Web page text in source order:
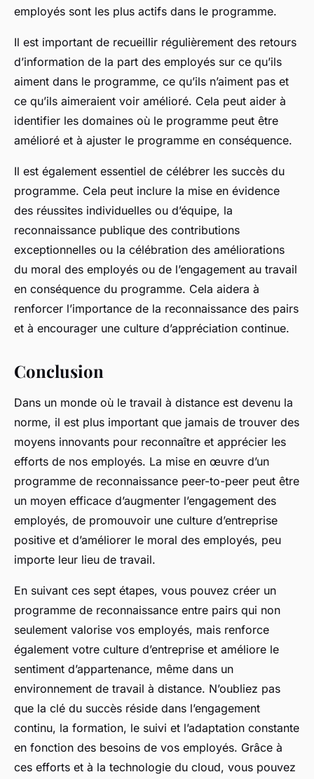
employés sont les plus actifs dans le programme.
Il est important de recueillir régulièrement des retours
d’information de la part des employés sur ce qu’ils
aiment dans le programme, ce qu’ils n’aiment pas et
ce qu’ils aimeraient voir amélioré. Cela peut aider à
identifier les domaines où le programme peut être
amélioré et à ajuster le programme en conséquence.
Il est également essentiel de célébrer les succès du
programme. Cela peut inclure la mise en évidence
des réussites individuelles ou d’équipe, la
reconnaissance publique des contributions
exceptionnelles ou la célébration des améliorations
du moral des employés ou de l’engagement au travail
en conséquence du programme. Cela aidera à
renforcer l’importance de la reconnaissance des pairs
et à encourager une culture d’appréciation continue.
Conclusion
Dans un monde où le travail à distance est devenu la
norme, il est plus important que jamais de trouver des
moyens innovants pour reconnaître et apprécier les
efforts de nos employés. La mise en œuvre d’un
programme de reconnaissance peer-to-peer peut être
un moyen efficace d’augmenter l’engagement des
employés, de promouvoir une culture d’entreprise
positive et d’améliorer le moral des employés, peu
importe leur lieu de travail.
En suivant ces sept étapes, vous pouvez créer un
programme de reconnaissance entre pairs qui non
seulement valorise vos employés, mais renforce
également votre culture d’entreprise et améliore le
sentiment d’appartenance, même dans un
environnement de travail à distance. N’oubliez pas
que la clé du succès réside dans l’engagement
continu, la formation, le suivi et l’adaptation constante
en fonction des besoins de vos employés. Grâce à
ces efforts et à la technologie du cloud, vous pouvez